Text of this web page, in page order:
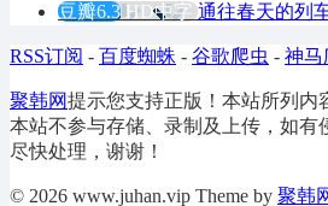
豆瓣6.3 HD中字 通往春天的列
RSS订阅 - 百度蜘蛛 - 谷歌爬虫 - 神马
聚韩网提示您支持正版！本站所列内
本站不参与存储、录制及上传，如有
尽快处理，谢谢！
© 2026 www.juhan.vip Theme by 聚韩